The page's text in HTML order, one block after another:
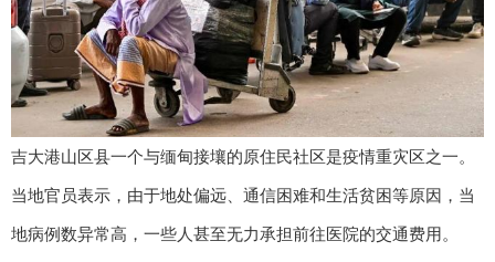
吉大港山区县一个与缅甸接壤的原住民社区是疫情重灾区之一。
当地官员表示，由于地处偏远、通信困难和生活贫困等原因，当
地病例数异常高，一些人甚至无力承担前往医院的交通费用。